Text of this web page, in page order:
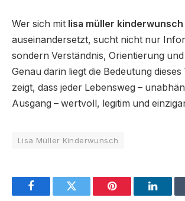
Wer sich mit lisa müller kinderwunsch
auseinandersetzt, sucht nicht nur
sondern Verständnis, Orientierung
Genau darin liegt die Bedeutung dieses
zeigt, dass jeder Lebensweg –
Ausgang – wertvoll, legitim und
Lisa Müller Kinderwunsch
FacebookTwitter Pinterest